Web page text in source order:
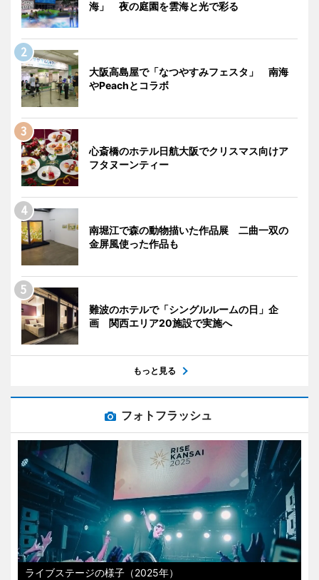
海」 夜の庭園を雲海と光で彩る
大阪高島屋で「なつやすみフェスタ」 南海
やPeachとコラボ
心斎橋のホテル日航大阪でクリスマス向けア
フタヌーンティー
南堀江で森の動物描いた作品展 二曲一双の
金屏風使った作品も
難波のホテルで「シングルルームの日」企
画 関西エリア20施設で実施へ
もっと見る
フォトフラッシュ
ライブステージの様子（2025年）